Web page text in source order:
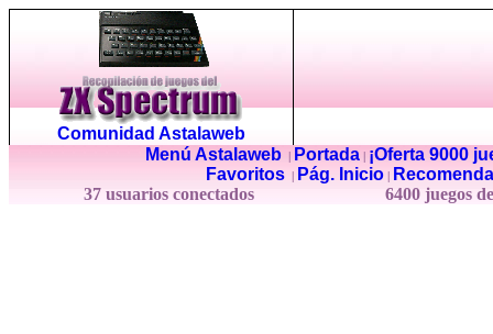
Comunidad Astalaweb
Menú Astalaweb| Portada|
¡Oferta 9000
Favoritos
Pág. Inicio
37 usuarios conectados
6400 juegos